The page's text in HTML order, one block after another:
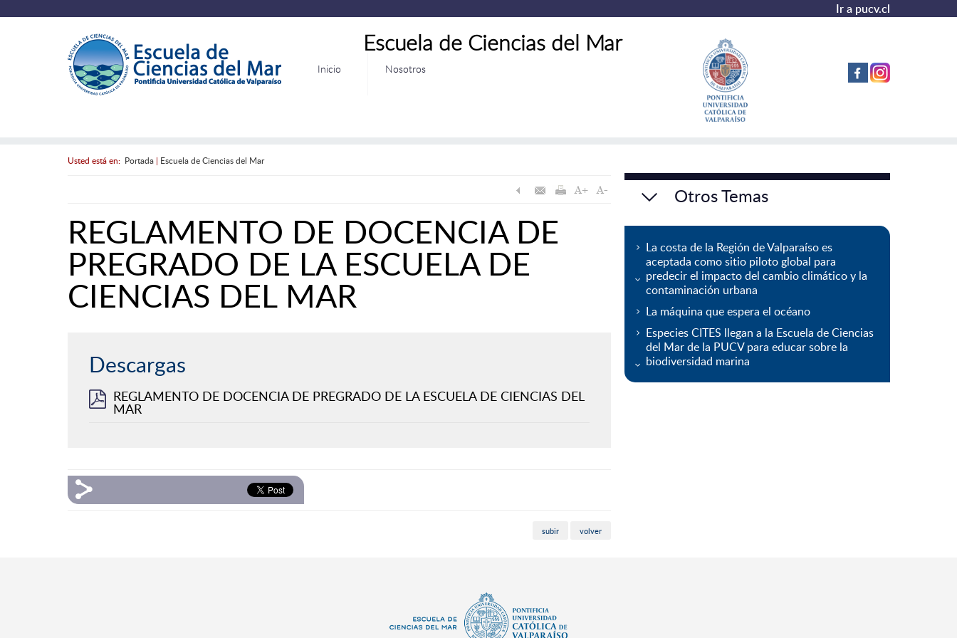
Ir a pucv.cl
Escuela de Ciencias del Mar
Inicio Nosotros
Usted está en: Portada| Escuela de Ciencias del Mar
REGLAMENTO DE DOCENCIA DE
PREGRADO DE LA ESCUELA DE
CIENCIAS DEL MAR
Descargas
REGLAMENTO DE DOCENCIA DE PREGRADO DE LA ESCUELA DE CIENCIAS DEL
MAR
subir volver
Otros Temas
La costa de la Región de Valparaíso es
aceptada como sitio piloto global para
predecir el impacto del cambio climático y la
contaminación urbana
La máquina que espera el océano
Especies CITES llegan a la Escuela de Ciencias
del Mar de la PUCV para educar sobre la
biodiversidad marina